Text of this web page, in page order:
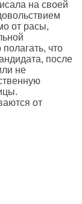
на своей
от расы,
что
после
не
от